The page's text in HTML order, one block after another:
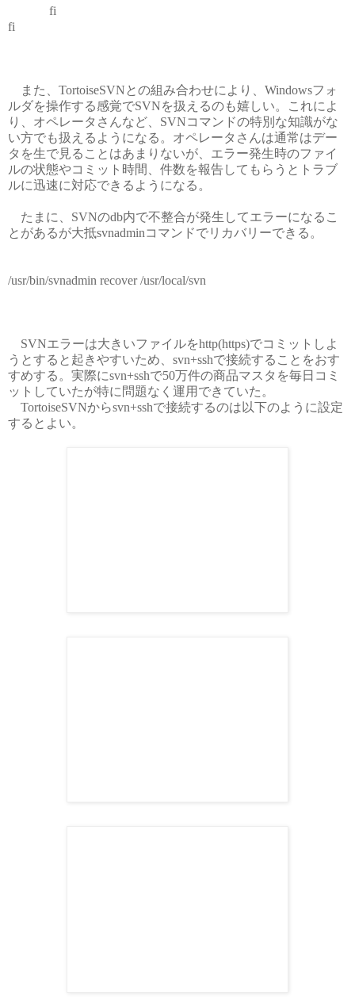
fi
fi
また、TortoiseSVNとの組み合わせにより、Windowsフォ
ルダを操作する感覚でSVNを扱えるのも嬉しい。これによ
り、オペレータさんなど、SVNコマンドの特別な知識がな
い方でも扱えるようになる。オペレータさんは通常はデー
タを生で見ることはあまりないが、エラー発生時のファイ
ルの状態やコミット時間、件数を報告してもらうとトラブ
ルに迅速に対応できるようになる。
たまに、SVNのdb内で不整合が発生してエラーになるこ
とがあるが大抵svnadminコマンドでリカバリーできる。
/usr/bin/svnadmin recover /usr/local/svn
SVNエラーは大きいファイルをhttp(https)でコミットしよ
うとすると起きやすいため、svn+sshで接続することをおす
すめする。実際にsvn+sshで50万件の商品マスタを毎日コミ
ットしていたが特に問題なく運用できていた。
TortoiseSVNからsvn+sshで接続するのは以下のように設定
するとよい。